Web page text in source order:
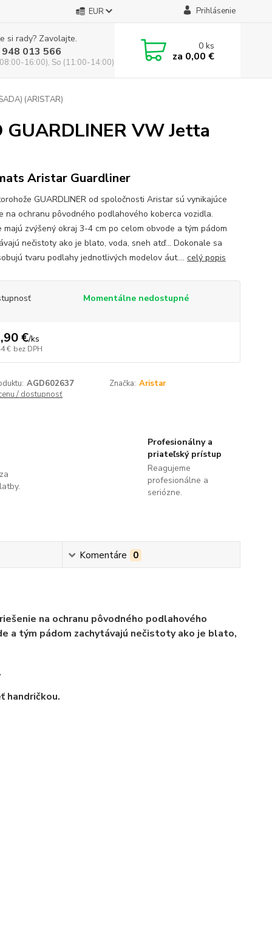
EUR Prihlásenie
si rady? Zavolajte.
013 566
16:00), So (11:00-14:00)
0ks
za 0,00 €
(ARISTAR)
VW Jetta
Aristar Guardliner
GUARDLINER od spoločnosti Aristar sú vynikajúce
na ochranu pôvodného podlahového koberca vozidla.
majú zvýšený okraj 3-4 cm po celom obvode a tým pádom
nečistoty ako je blato, voda, sneh atď... Dokonale sa
tvaru podlahy jednotlivých modelov áut.... celý popis
Momentálne nedostupné
€/ks
€ bez DPH
AGD602637 Značka: Aristar
/ dostupnosť
Profesionálny a
priateľský prístup
Reagujeme
profesionálne a
seriózne.
Komentáre 0
na ochranu pôvodného podlahového
a tým pádom zachytávajú nečistoty ako je blato,
handričkou.